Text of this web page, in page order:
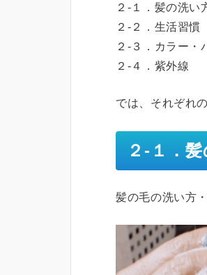
２-１．髪の洗い
２-２．生活習慣
２-３．カラー・
２-４．紫外線
では、それぞれ
２-１．
髪の毛の洗い方